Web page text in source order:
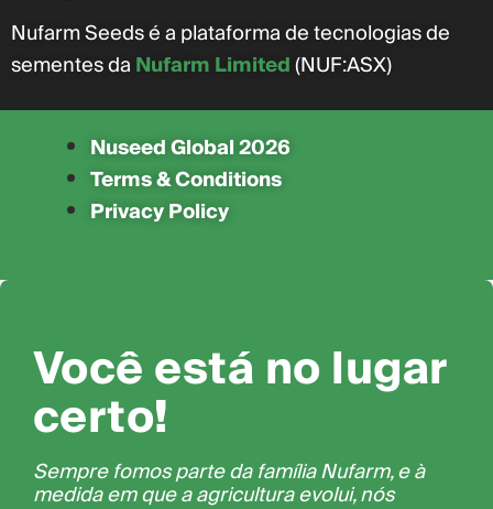
Nufarm Seeds é a plataforma de tecnologias de
sementes daNufarm Limited(NUF:ASX)
Nuseed Global 2026
Terms & Conditions
Privacy Policy
Você está no lugar
certo!
Sempre fomos parte da família Nufarm, e à
medida em que a agricultura evolui, nós